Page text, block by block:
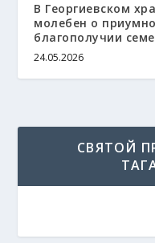
В Георгиевском
молебен о
благополучии
24.05.2026
СВЯТОЙ